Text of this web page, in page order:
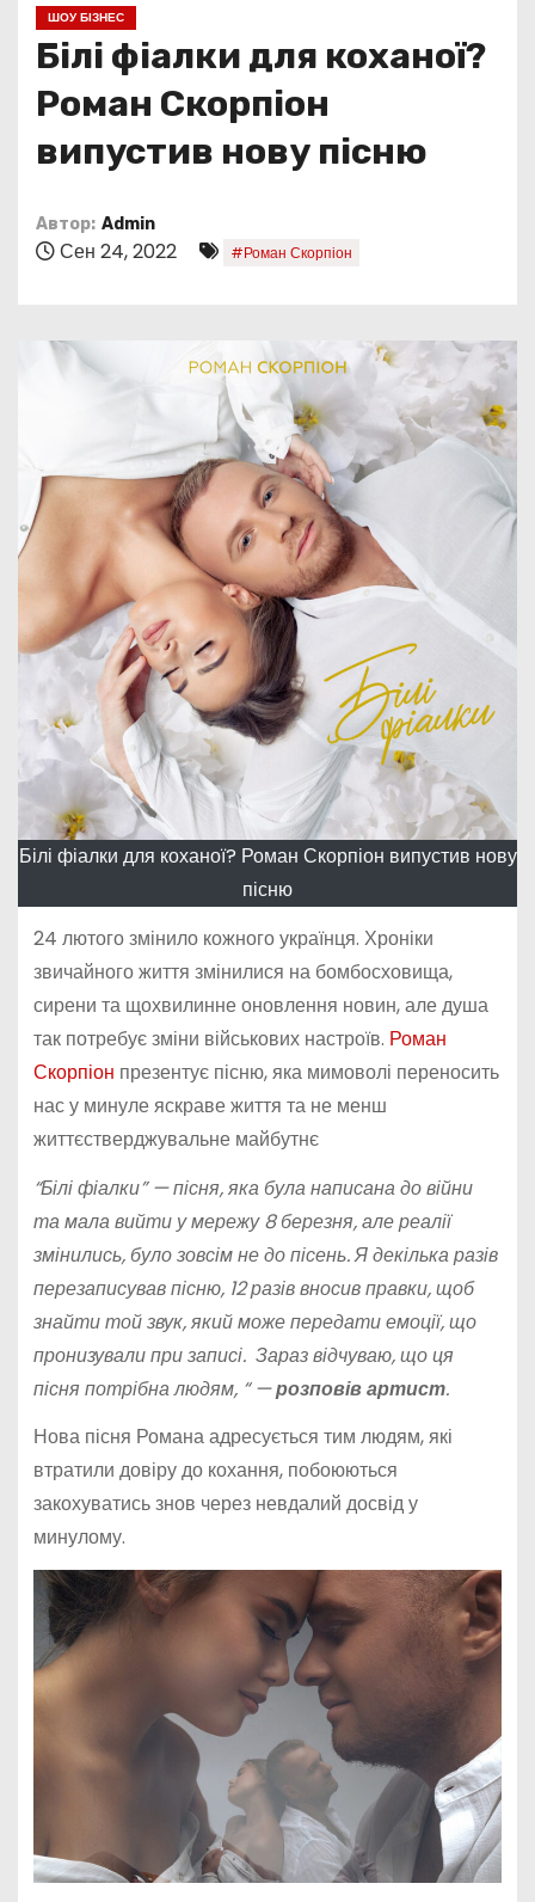
ШОУ БІЗНЕС
Білі фіалки для коханої?
Роман Скорпіон
випустив нову пісню
Автор: Admin
Сен 24, 2022 #Роман Скорпіон
Білі фіалки для коханої? Роман Скорпіон випустив нову
пісню
24 лютого змінило кожного українця. Хроніки
звичайного життя змінилися на бомбосховища,
сирени та щохвилинне оновлення новин, але душа
так потребує зміни військових настроїв. Роман
Скорпіон презентує пісню, яка мимоволі переносить
нас у минуле яскраве життя та не менш
життєстверджувальне майбутнє
“Білі фіалки” — пісня, яка була написана до війни
та мала вийти у мережу 8 березня, але реалії
змінились, було зовсім не до пісень. Я декілька разів
перезаписував пісню, 12 разів вносив правки, щоб
знайти той звук, який може передати емоції, що
пронизували при записі. Зараз відчуваю, що ця
пісня потрібна людям, “ —розповів артист.
Нова пісня Романа адресується тим людям, які
втратили довіру до кохання, побоюються
закохуватись знов через невдалий досвід у
минулому.